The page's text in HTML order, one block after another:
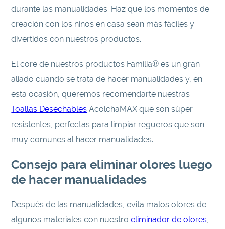
durante las manualidades. Haz que los momentos de
creación con los niños en casa sean más fáciles y
divertidos con nuestros productos.
El core de nuestros productos Familia® es un gran
aliado cuando se trata de hacer manualidades y, en
esta ocasión, queremos recomendarte nuestras
Toallas Desechables AcolchaMAX que son súper
resistentes, perfectas para limpiar regueros que son
muy comunes al hacer manualidades.
Consejo para eliminar olores luego
de hacer manualidades
Después de las manualidades, evita malos olores de
algunos materiales con nuestroeliminador de olores,